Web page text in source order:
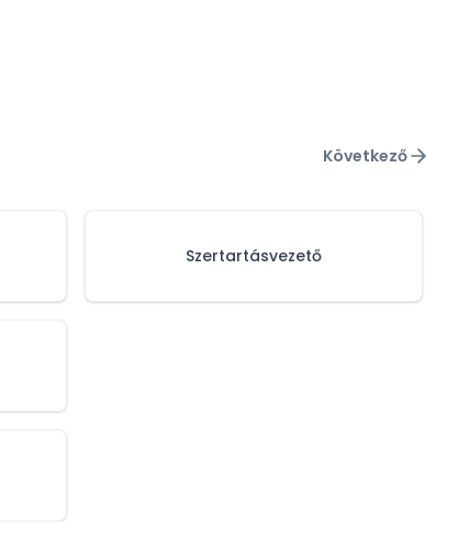
Következő
Szertartásvezető